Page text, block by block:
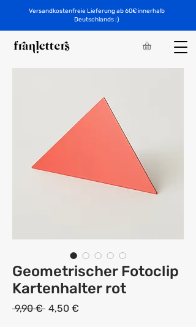
Versandkostenfreie Lieferung ab 60€ innerhalb
Deutschlands :)
Geometrischer Fotoclip
Kartenhalter rot
9,90 € Standardpreis
4,50 €